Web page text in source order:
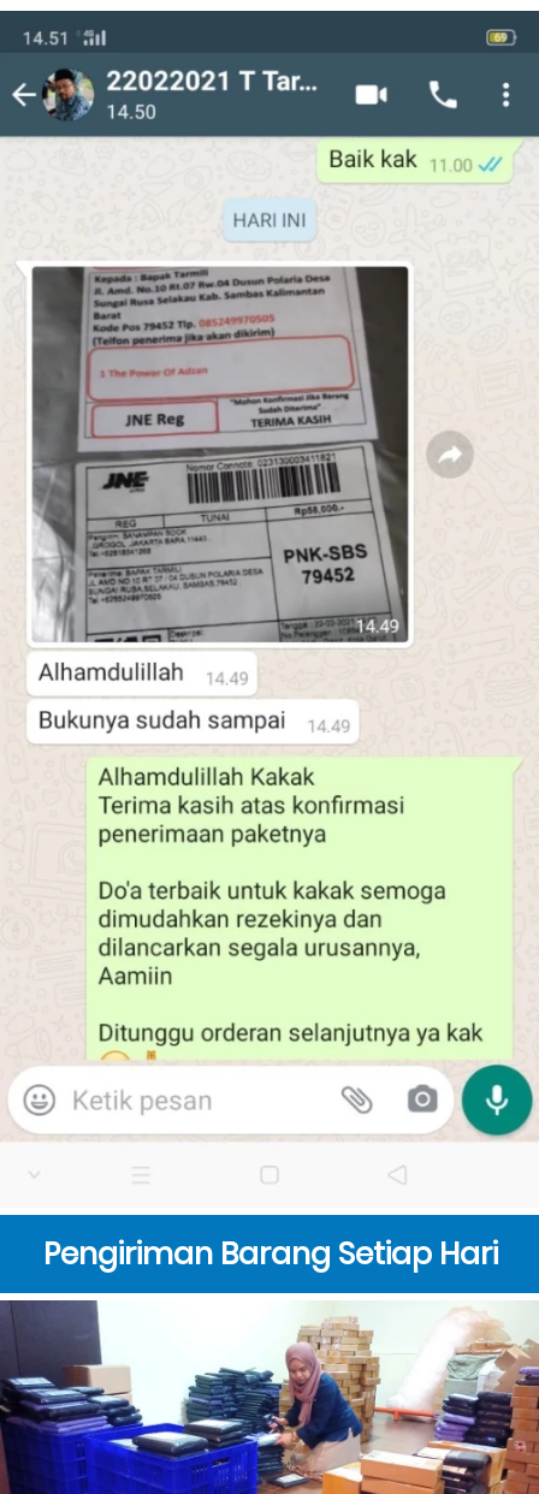
Pengiriman Barang Setiap Hari